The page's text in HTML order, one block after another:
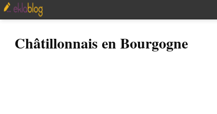
Châtillonnais en Bourgogne